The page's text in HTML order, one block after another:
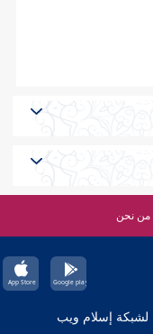
من نحن